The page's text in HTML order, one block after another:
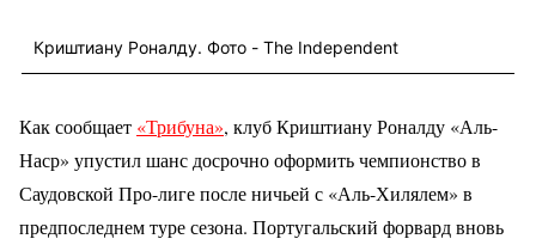
Криштиану Роналду. Фото - The Independent
Как сообщает «Трибуна», клуб Криштиану Роналду «Аль-
Наср» упустил шанс досрочно оформить чемпионство в
Саудовской Про-лиге после ничьей с «Аль-Хилялем» в
предпоследнем туре сезона. Португальский форвард вновь